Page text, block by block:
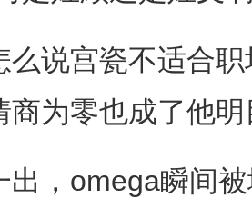
宫瓷不适合职
商为零也成了他
omega瞬间被